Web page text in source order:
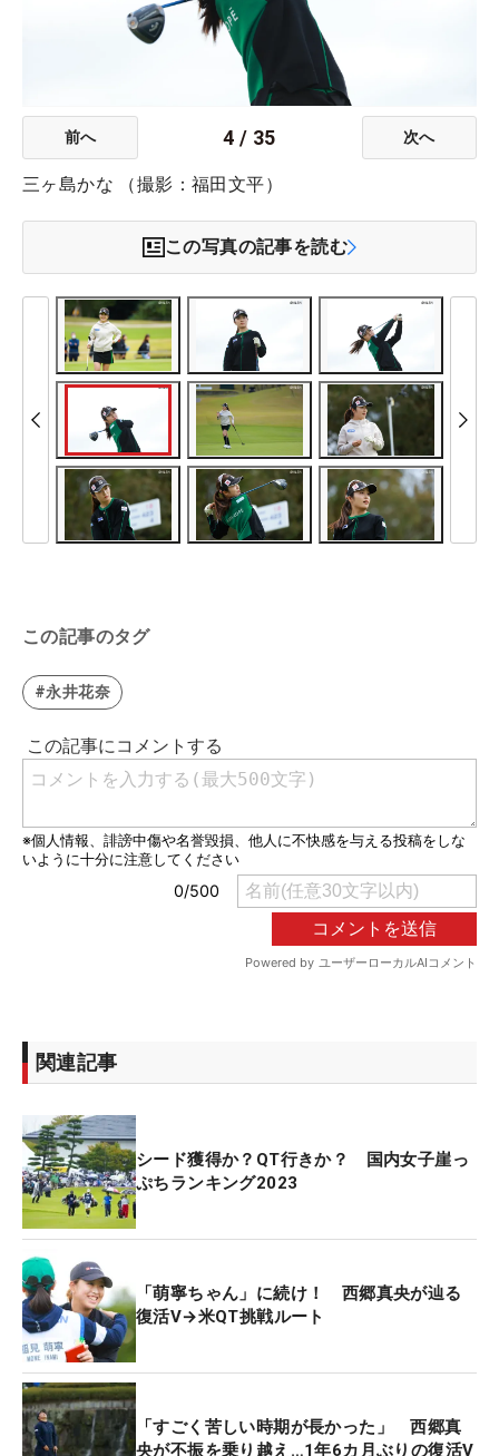
前へ 4 / 35 次へ
三ヶ島かな （撮影：福田文平）
この写真の記事を読む
この記事のタグ
#永井花奈
関連記事
シード獲得か？QT行きか？ 国内女子崖っ
ぷちランキング2023
「萌寧ちゃん」に続け！ 西郷真央が辿る
復活V→米QT挑戦ルート
「すごく苦しい時期が長かった」 西郷真
央が不振を乗り越え…1年6カ月ぶりの復活V